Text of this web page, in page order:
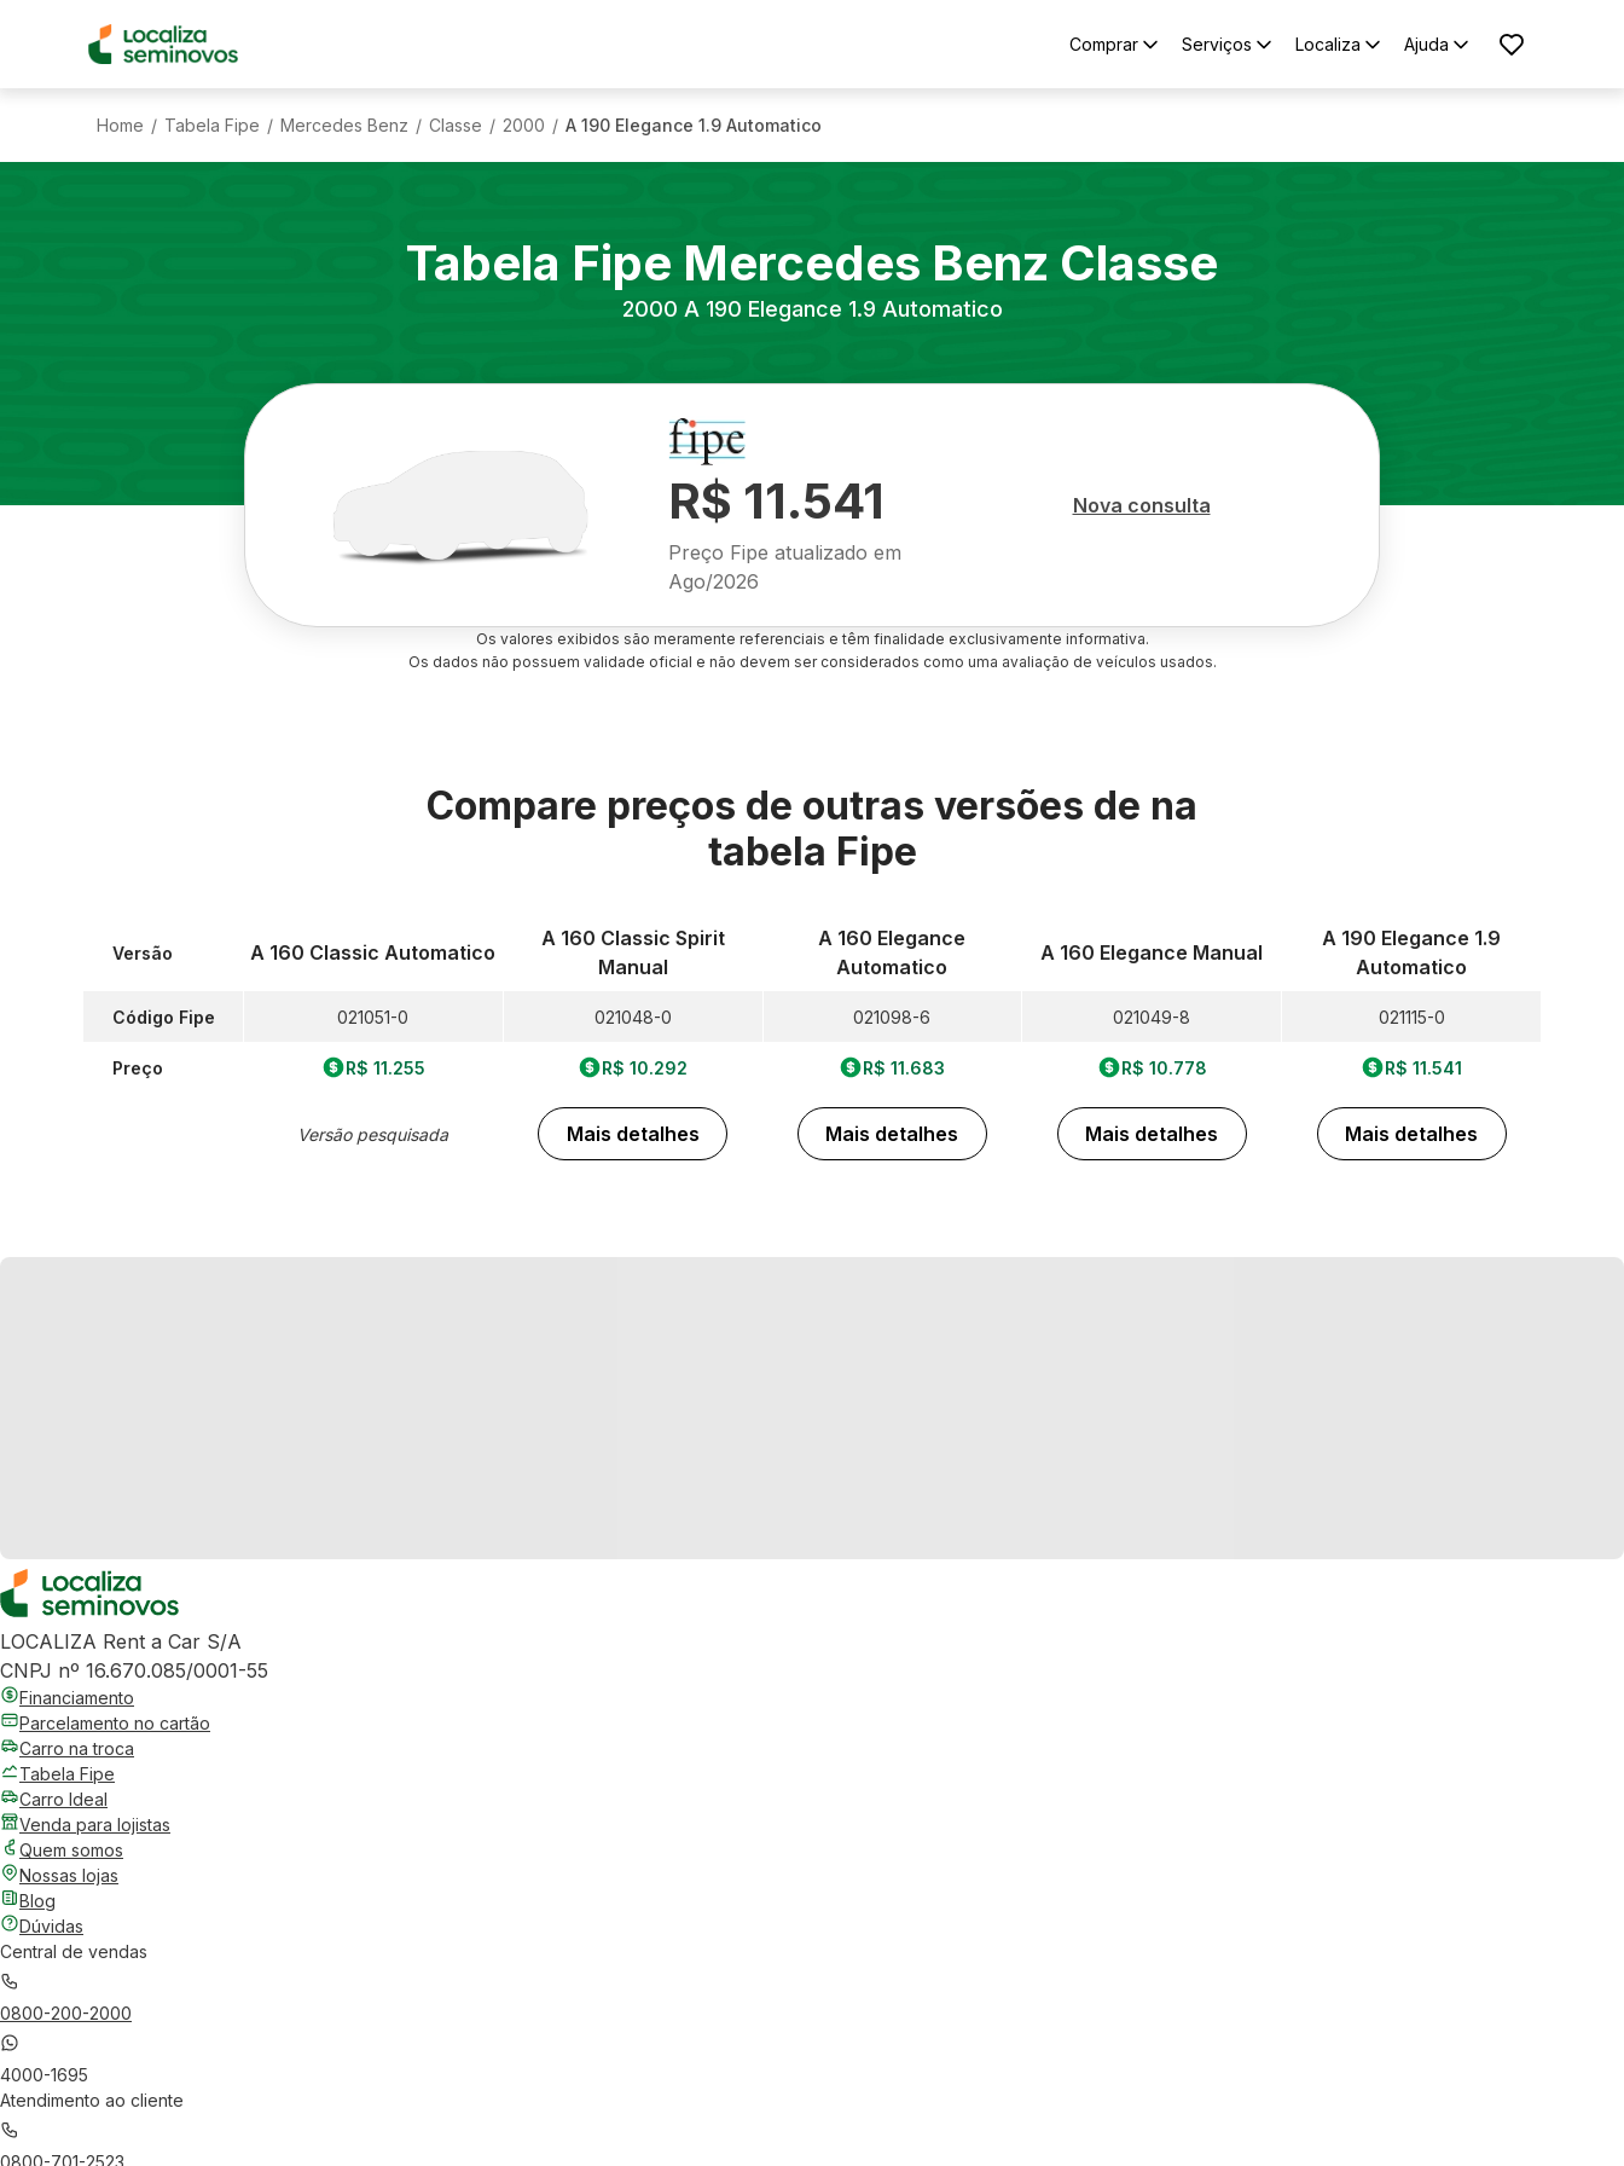
Comprar Serviços Localiza Ajuda
Home / Tabela Fipe / Mercedes Benz / Classe / 2000 / A 190 Elegance 1.9 Automatico
Tabela Fipe Mercedes Benz Classe
2000 A 190 Elegance 1.9 Automatico
R$ 11.541
Preço Fipe atualizado em
Ago/2026
Nova consulta
Os valores exibidos são meramente referenciais e têm finalidade exclusivamente informativa.
Os dados não possuem validade oficial e não devem ser considerados como uma avaliação de veículos usados.
Compare preços de outras versões de na
tabela Fipe
Versão
Código Fipe
Preço
A 160 Classic Automatico
021051-0
R$ 11.255
Versão pesquisada
A 160 Classic Spirit
Manual
021048-0
R$ 10.292
Mais detalhes
A 160 Elegance
Automatico
021098-6
R$ 11.683
Mais detalhes
A 160 Elegance Manual
021049-8
R$ 10.778
Mais detalhes
A 190 Elegance 1.9
Automatico
021115-0
R$ 11.541
Mais detalhes
LOCALIZA Rent a Car S/A
CNPJ nº 16.670.085/0001-55
Financiamento
Parcelamento no cartão
Carro na troca
Tabela Fipe
Carro Ideal
Venda para lojistas
Quem somos
Nossas lojas
Blog
Dúvidas
Central de vendas
0800-200-2000
4000-1695
Atendimento ao cliente
0800-701-2523